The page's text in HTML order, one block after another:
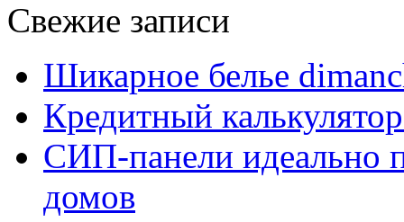
Свежие записи
Шикарное белье
Кредитный
СИП-панели идеально
домов